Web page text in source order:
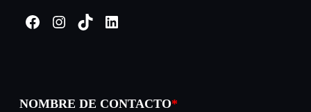
Facebook
Instagram
TikTokLinkedIn
NOMBRE DE CONTACTO*